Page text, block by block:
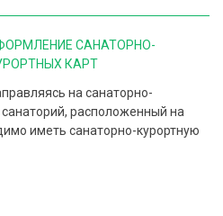
САНАТОРНО-
КАРТ
на санаторно-
расположенный на
иметь санаторно-курортную